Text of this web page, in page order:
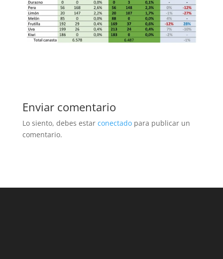
Enviar comentario
Lo siento, debes estar conectadopara publicar un
comentario.